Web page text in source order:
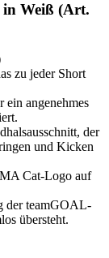
Weiß (Art.
zu jeder Short
angenehmes
der
und Kicken
Cat-Logo auf
der teamGOAL-
übersteht.